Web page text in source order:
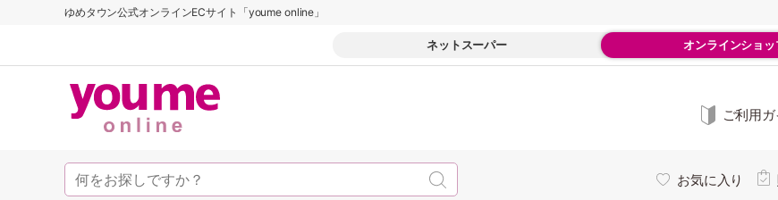
ゆめタウン公式オンラインECサイト「youme online」
ネットスーパー オンラインショッ
ご利用
お気に入り